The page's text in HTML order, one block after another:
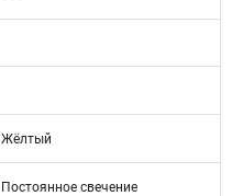
Жёлтый
Постоянное свечение